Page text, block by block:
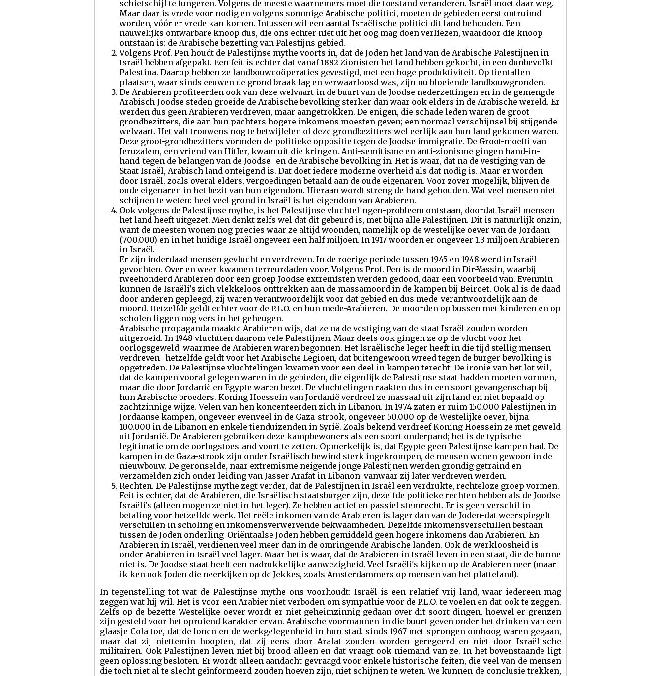
schietschijf te fungeren. Volgens de meeste waarnemers moet die toestand veranderen. Israël moet daar weg.
Maar daar is vrede voor nodig en volgens sommige Arabische politici, moeten de gebieden eerst ontruimd
worden, vóór er vrede kan komen. Intussen wil een aantal Israëlische politici dit land behouden. Een
nauwelijks ontwarbare knoop dus, die ons echter niet uit het oog mag doen verliezen, waardoor die knoop
ontstaan is: de Arabische bezetting van Palestijns gebied.
Volgens Prof. Pen houdt de Palestijnse mythe voorts in, dat de Joden het land van de Arabische Palestijnen in
Israël hebben afgepakt. Een feit is echter dat vanaf 1882 Zionisten het land hebben gekocht, in een dunbevolkt
Palestina. Daarop hebben ze landbouwcoöperaties gevestigd, met een hoge produktiviteit. Op tientallen
plaatsen, waar sinds eeuwen de grond braak lag en verwaarloosd was, zijn nu bloeiende landbouwgronden.
De Arabieren profiteerden ook van deze welvaart-in de buurt van de Joodse nederzettingen en in de gemengde
Arabisch-Joodse steden groeide de Arabische bevolking sterker dan waar ook elders in de Arabische wereld. Er
werden dus geen Arabieren verdreven, maar aangetrokken. De enigen, die schade leden waren de groot-
grondbezitters, die aan hun pachters hogere inkomens moesten geven; een normaal verschijnsel bij stijgende
welvaart. Het valt trouwens nog te betwijfelen of deze grondbezitters wel eerlijk aan hun land gekomen waren.
Deze groot-grondbezitters vormden de politieke oppositie tegen de Joodse immigratie. De Groot-moefti van
Jeruzalem, een vriend van HitIer, kwam uit die kringen. Anti-semitisme en anti-zionisme gingen hand-in-
hand-tegen de belangen van de Joodse- en de Arabische bevolking in. Het is waar, dat na de vestiging van de
Staat Israël, Arabisch land onteigend is. Dat doet iedere moderne overheid als dat nodig is. Maar er worden
door Israël, zoals overal elders, vergoedingen betaald aan de oude eigenaren. Voor zover mogelijk, blijven de
oude eigenaren in het bezit van hun eigendom. Hieraan wordt streng de hand gehouden. Wat veel mensen niet
schijnen te weten: heel veel grond in Israël is het eigendom van Arabieren.
Ook volgens de Palestijnse mythe, is het Palestijnse vluchtelingen-probleem ontstaan, doordat Israël mensen
het land heeft uitgezet. Men denkt zelfs wel dat dit gebeurd is, met bijna alle Palestijnen. Dit is natuurlijk onzin,
want de meesten wonen nog precies waar ze altijd woonden, namelijk op de westelijke oever van de Jordaan
(700.000) en in het huidige Israël ongeveer een half miljoen. In 1917 woorden er ongeveer 1.3 miljoen Arabieren
in Israël.
Er zijn inderdaad mensen gevlucht en verdreven. In de roerige periode tussen 1945 en 1948 werd in Israël
gevochten. Over en weer kwamen terreurdaden voor. Volgens Prof. Pen is de moord in Dir-Yassin, waarbij
tweehonderd Arabieren door een groep Joodse extremisten werden gedood, daar een voorbeeld van. Evenmin
kunnen de Israëli's zich vlekkeloos onttrekken aan de massamoord in de kampen bij Beiroet. Ook al is de daad
door anderen gepleegd, zij waren verantwoordelijk voor dat gebied en dus mede-verantwoordelijk aan de
moord. Hetzelfde geldt echter voor de P.L.O. en hun mede-Arabieren. De moorden op bussen met kinderen en op
scholen liggen nog vers in het geheugen.
Arabische propaganda maakte Arabieren wijs, dat ze na de vestiging van de staat Israël zouden worden
uitgeroeid. In 1948 vluchtten daarom vele Palestijnen. Maar deels ook gingen ze op de vlucht voor het
oorlogsgeweld, waarmee de Arabieren waren begonnen. Het lsraëlische leger heeft in die tijd stellig mensen
verdreven- hetzelfde geldt voor het Arabische Legioen, dat buitengewoon wreed tegen de burger-bevolking is
opgetreden. De Palestijnse vluchtelingen kwamen voor een deel in kampen terecht. De ironie van het lot wil,
dat de kampen vooral gelegen waren in de gebieden, die eigenlijk de Palestijnse staat hadden moeten vormen,
maar die door Jordanië en Egypte waren bezet. De vluchtelingen raakten dus in een soort gevangenschap bij
hun Arabische broeders. Koning Hoessein van Jordanië verdreef ze massaal uit zijn land en niet bepaald op
zachtzinnige wijze. Velen van hen koncenteerden zich in Libanon. In 1974 zaten er ruim 150.000 Palestijnen in
Jordaanse kampen, ongeveer evenveel in de Gaza-strook, ongeveer 50.000 op de Westelijke oever, bijna
100.000 in de Libanon en enkele tienduizenden in Syrië. Zoals bekend verdreef Koning Hoessein ze met geweld
uit Jordanië. De Arabieren gebruiken deze kampbewoners als een soort onderpand; het is de typische
legitimatie om de oorlogstoestand voort te zetten. Opmerkelijk is, dat Egypte geen Palestijnse kampen had. De
kampen in de Gaza-strook zijn onder Israëlisch bewind sterk ingekrompen, de mensen wonen gewoon in de
nieuwbouw. De geronselde, naar extremisme neigende jonge Palestijnen werden grondig getraind en
verzamelden zich onder leiding van Jasser Arafat in Libanon, vanwaar zij later verdreven werden.
Rechten. De Palestijnse mythe zegt verder, dat de Palestijnen in Israël een verdrukte, rechteloze groep vormen.
Feit is echter, dat de Arabieren, die Israëlisch staatsburger zijn, dezelfde politieke rechten hebben als de Joodse
Israëli's (alleen mogen ze niet in het leger). Ze hebben actief en passief stemrecht. Er is geen verschil in
betaling voor hetzelfde werk. Het reële inkomen van de Arabieren is lager dan van de Joden-dat weerspiegelt
verschillen in scholing en inkomensverwervende bekwaamheden. Dezelfde inkomensverschillen bestaan
tussen de Joden onderling-Oriëntaalse Joden hebben gemiddeld geen hogere inkomens dan Arabieren. En
Arabieren in Israël, verdienen veel meer dan in de omringende Arabische landen. Ook de werkloosheid is
onder Arabieren in Israël veel lager. Maar het is waar, dat de Arabieren in Israël leven in een staat, die de hunne
niet is. De Joodse staat heeft een nadrukkelijke aanwezigheid. Veel Israëli's kijken op de Arabieren neer (maar
ik ken ook Joden die neerkijken op de Jekkes, zoals Amsterdammers op mensen van het platteland).
In tegenstelling tot wat de Palestijnse mythe ons voorhoudt: Israël is een relatief vrij land, waar iedereen mag
zeggen wat hij wil. Het is voor een Arabier niet verboden om sympathie voor de P.L.O. te voelen en dat ook te zeggen.
Zelfs op de bezette Westelijke oever wordt er niet geheimzinnig gedaan over dit soort dingen, hoewel er grenzen
zijn gesteld voor het opruiend karakter ervan. Arabische voormannen in die buurt geven onder het drinken van een
glaasje Cola toe, dat de lonen en de werkgelegenheid in hun stad. sinds 1967 met sprongen omhoog waren gegaan,
maar dat zij niettemin hoopten, dat zij eens door Arafat zouden worden geregeerd en niet door Israëlische
militairen. Ook Palestijnen leven niet bij brood alleen en dat vraagt ook niemand van ze. In het bovenstaande ligt
geen oplossing besloten. Er wordt alleen aandacht gevraagd voor enkele historische feiten, die veel van de mensen
die toch niet al te slecht geïnformeerd zouden hoeven zijn, niet schijnen te weten. We kunnen de conclusie trekken,